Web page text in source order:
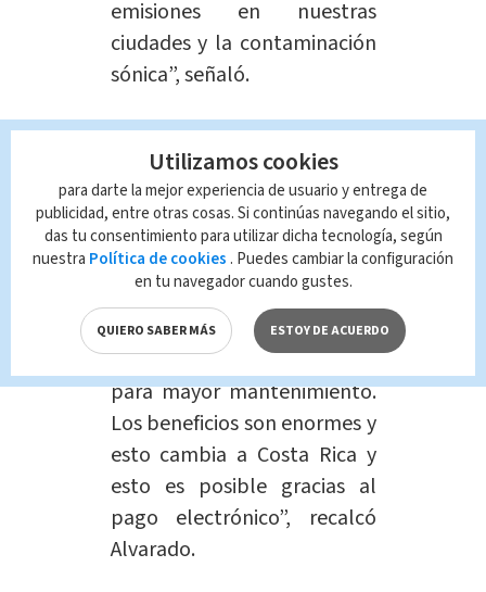
emisiones en nuestras
ciudades y la contaminación
sónica”, señaló.
Aseguró que este plan permitirá
“satisfacción del cliente”.
“Un bus silencioso cómodo
para mayor mantenimiento.
Los beneficios son enormes y
esto cambia a Costa Rica y
esto es posible gracias al
pago electrónico”, recalcó
Alvarado.
Utilizamos cookies
para darte la mejor experiencia de usuario y entrega de
publicidad, entre otras cosas. Si continúas navegando el sitio,
das tu consentimiento para utilizar dicha tecnología, según
nuestra Política de cookies . Puedes cambiar la configuración
en tu navegador cuando gustes.
QUIERO SABER MÁS ESTOY DE ACUERDO